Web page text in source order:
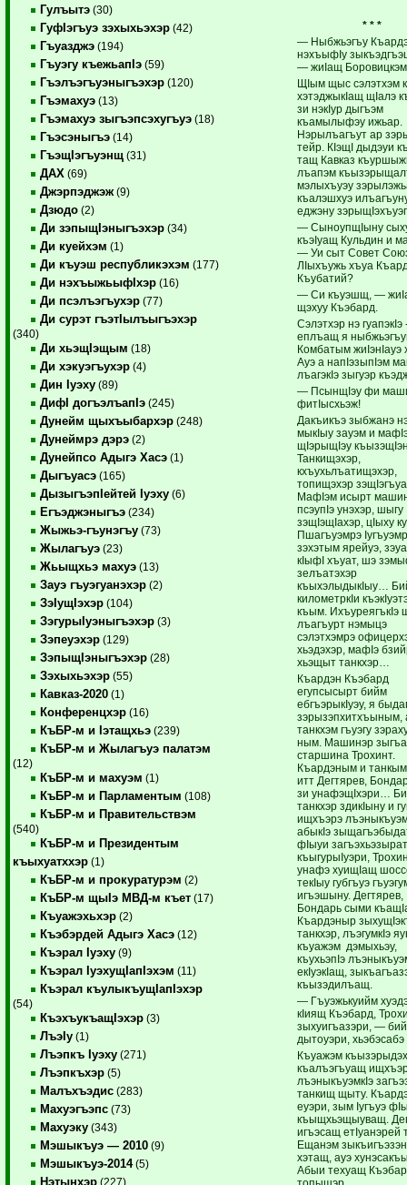
Гулъытэ (30)
ГуфIэгъуэ зэхыхьэхэр (42)
Гъуазджэ (194)
Гъуэгу къежьапIэ (59)
Гъэлъэгъуэныгъэхэр (120)
Гъэмахуэ (13)
Гъэмахуэ зыгъэпсэхугъуэ (18)
Гъэсэныгъэ (14)
ГъэщIэгъуэнщ (31)
ДАХ (69)
Джэрпэджэж (9)
Дзюдо (2)
Ди зэпыщIэныгъэхэр (34)
Ди куейхэм (1)
Ди къуэш республикэхэм (177)
Ди нэхъыжьыфIхэр (16)
Ди псэлъэгъухэр (77)
Ди сурэт гъэтIылъыгъэхэр
(340)
Ди хьэщIэщым (18)
Ди хэкуэгъухэр (4)
Дин Iуэху (89)
ДифI догъэлъапIэ (245)
Дунейм щыхъыбархэр (248)
Дунеймрэ дэрэ (2)
Дунейпсо Адыгэ Хасэ (1)
Дыгъуасэ (165)
ДызыгъэпIейтей Iуэху (6)
Егъэджэныгъэ (234)
Жыжьэ-гъунэгъу (73)
Жылагъуэ (23)
Жьыщхьэ махуэ (13)
Зауэ гъуэгуанэхэр (2)
ЗэIущIэхэр (104)
ЗэгурыIуэныгъэхэр (3)
Зэпеуэхэр (129)
ЗэпыщIэныгъэхэр (28)
Зэхыхьэхэр (55)
Кавказ-2020 (1)
Конференцхэр (16)
КъБР-м и Iэтащхьэ (239)
КъБР-м и Жылагъуэ палатэм
(12)
КъБР-м и махуэм (1)
КъБР-м и Парламентым (108)
КъБР-м и Правительствэм
(540)
КъБР-м и Президентым
къыхуатххэр (1)
КъБР-м и прокуратурэм (2)
КъБР-м щыIэ МВД-м къет (17)
Къуажэхьхэр (2)
Къэбэрдей Адыгэ Хасэ (12)
Къэрал Iуэху (9)
Къэрал IуэхущIапIэхэм (11)
Къэрал къулыкъущIапIэхэр
(54)
КъэхъукъащIэхэр (3)
ЛъэIу (1)
Лъэпкъ Iуэху (271)
Лъэпкъхэр (5)
Малъхъэдис (283)
Махуэгъэпс (73)
Махуэку (343)
Мэшыкъуэ — 2010 (9)
Мэшыкъуэ-2014(5)
Нэтынхэр (227)
* * *
— Ныбжьэгъу
нэ­хъыфIу
— жиIащ
ЩIым щыс сэлэтхэм
хэтэджыкIащ щIалэ
зи нэкIур дыгъэм
къамылыфэу ижьар.
Нэрылъагъут ар
тейр. КIэщI дыдэуи
тащ Кавказ
лъапэм
мэлыхъуэу
къалэшхуэ
еджэну
— СыноупщIыну
къэIуащ Кульдин и
— Уи сыт Совет
ЛIы­хъужь хъуа
Къубатий?
— Си къуэшщ, —
щэхуу Къэбард.
Сэлэтхэр нэ
еплъащ я
Комбатым жи­Iэ­н­Iауэ
Ауэ а напIэзыпIэм
лъагэкIэ зыгуэр
— ПсынщIэу фи
фитIысхьэж!
Дакъикъэ зыбжанэ
мы­кIыу зауэм и
щIэры­щIэу
Танкищэхэр,
кхъухьлъатищэхэр,
топищэхэр
МафIэм исырт
псэупIэ унэхэр, шыгу
зэщIэщIа­­хэр, цIыху
Пшагъуэмрэ
зэхэтым ярейуэ,
кIыфI хъуат, шэ
зелъатэхэр
къыхэлыдыкIыу…
ки­лометркIи
къым.
лъагъурт нэмыцэ
сэлэтхэмрэ
хьэдэхэр, мафIэ
хьэщыт танкхэр…
Къардэн Къэбард
егупсысырт бийм
ебгъэрыкIуэу, я
зэрызэ­пхитхъы­ным,
танкхэм гъуэгу
ным. Машинэр
старшина Трохинт.
Къардэным и
итт Дегтярев,
зи унафэщIхэри…
танк­хэр здикIыну и
ищхъэрэ
абыкIэ
фIыуи
къыгурыIуэри,
унафэ хуищIащ
текIыу губгъуэ
игъэшыну. Дегтярев,
Бондарь сыми
Къардэныр
танкхэр, лъэгумкIэ
къуажэм дэ­мыхьэу,
къухьэпIэ
екIуэкIащ,
къызэдилъащ.
— Гъуэжькуийм
кIиящ Къэбард,
зыхуигъазэри, —
дыто­уэри,
Къуажэм
къа­лъэгъуащ
лъэны­къуэмкIэ
танкищ щыту.
еуэри, зым Iугъуэ
къыщхьэщыуващ.
игъэсащ етIуа­нэ­рей
Ещанэм
хэтащ, ауэ
Абыи техуащ